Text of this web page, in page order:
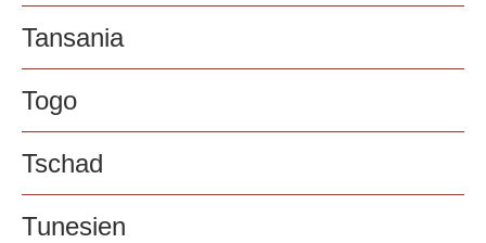
Tansania
Togo
Tschad
Tunesien